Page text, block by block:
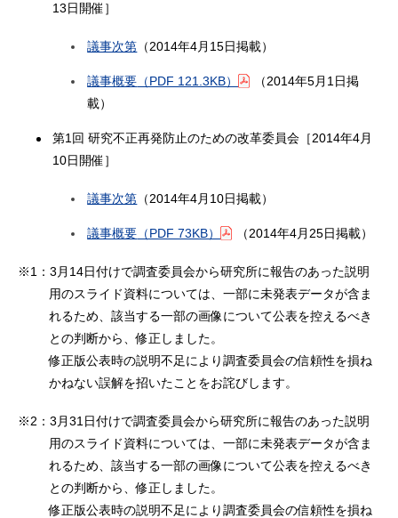
13日開催］
議事次第 （2014年4月15日掲載）
議事概要 （PDF 121.3KB）
（2014年5月1日掲
載）
第1回 研究不正再発防止のための改革委員会［2014年4月
10日開催］
議事次第 （2014年4月10日掲載）
議事概要 （PDF 73KB） （2014年4月25日掲載）
※1：3月14日付けで調査委員会から研究所に報告のあった説明
用のスライド資料については、一部に未発表データが含ま
れるため、該当する一部の画像について公表を控えるべき
との判断から、修正しました。
修正版公表時の説明不足により調査委員会の信頼性を損ね
かねない誤解を招いたことをお詫びします。
※2：3月31日付けで調査委員会から研究所に報告のあった説明
用のスライド資料については、一部に未発表データが含ま
れるため、該当する一部の画像について公表を控えるべき
との判断から、修正しました。
修正版公表時の説明不足により調査委員会の信頼性を損ね